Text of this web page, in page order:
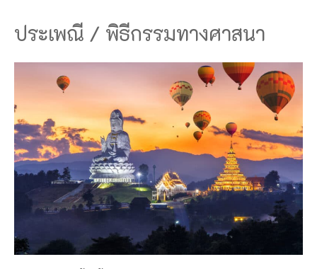
ประเพณี / พิธีกรรมทางศาสนา